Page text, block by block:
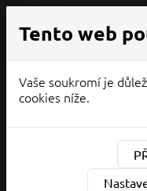
Tento web
Vaše soukromí je
cookies níže.